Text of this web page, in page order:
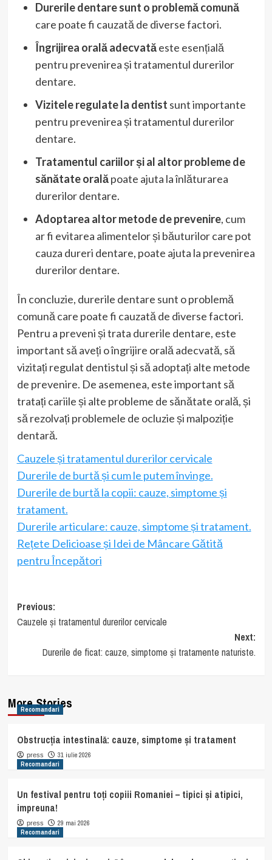
Durerile dentare sunt o problemă comună
care poate fi cauzată de diverse factori.
Îngrijirea orală adecvatăeste esențială
pentru prevenirea și tratamentul durerilor
dentare.
Vizitele regulate la dentist sunt importante
pentru prevenirea și tratamentul durerilor
dentare.
Tratamentul cariilor și al altor probleme de
sănătate oralăpoate ajuta la înlăturarea
durerilor dentare.
Adoptarea altor metode de prevenire, cum
ar fi evitarea alimentelor și băuturilor care pot
cauza dureri dentare, poate ajuta la prevenirea
durerilor dentare.
În concluzie, durerile dentare sunt o problemă
comună care poate fi cauzată de diverse factori.
Pentru a preveni și trata durerile dentare, este
important să aveți o îngrijire orală adecvată, să
vizitați regulat dentistul și să adoptați alte metode
de prevenire. De asemenea, este important să
tratați cariile și alte probleme de sănătate orală, și
să rezolvați problemele de ocluzie și malpoziție
dentară.
Cauzele și tratamentul durerilor cervicale
Durerile de burtă și cum le putem învinge.
Durerile de burtă la copii: cauze, simptome și
tratament.
Durerile articulare: cauze, simptome și tratament.
Rețete Delicioase și Idei de Mâncare Gătită
pentru Începători
Post
navigation
Previous:
Cauzele și tratamentul durerilor cervicale
Next:
Durerile de ficat: cauze, simptome și tratamente naturiste.
More Stories
Recomandari
Obstrucția intestinală: cauze, simptome și tratament
press
31 iulie 2026
Recomandari
Un festival pentru toți copiii Romaniei – tipici și atipici,
impreuna!
press
29 mai 2026
Recomandari